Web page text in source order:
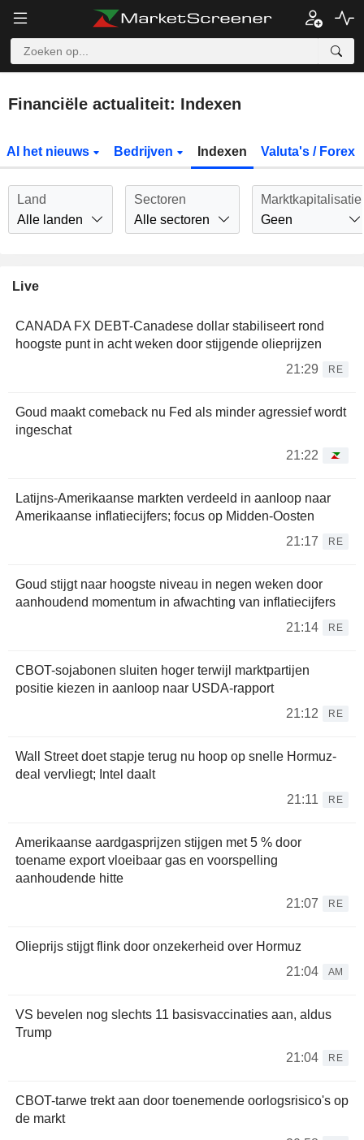
Financiële actualiteit: Indexen
Al het nieuws Bedrijven Indexen Valuta's / Forex
Land
Alle landen
Sectoren
Alle sectoren
Marktkapitalisatie
Geen
Live
CANADA FX DEBT-Canadese dollar stabiliseert rond
hoogste punt in acht weken door stijgende olieprijzen
21:29
RE
Goud maakt comeback nu Fed als minder agressief wordt
ingeschat
21:22
Latijns-Amerikaanse markten verdeeld in aanloop naar
Amerikaanse inflatiecijfers; focus op Midden-Oosten
21:17
RE
Goud stijgt naar hoogste niveau in negen weken door
aanhoudend momentum in afwachting van inflatiecijfers
21:14
RE
CBOT-sojabonen sluiten hoger terwijl marktpartijen
positie kiezen in aanloop naar USDA-rapport
21:12
RE
Wall Street doet stapje terug nu hoop op snelle Hormuz-
deal vervliegt; Intel daalt
21:11
RE
Amerikaanse aardgasprijzen stijgen met 5 % door
toename export vloeibaar gas en voorspelling
aanhoudende hitte
21:07
RE
Olieprijs stijgt flink door onzekerheid over Hormuz
21:04
AM
VS bevelen nog slechts 11 basisvaccinaties aan, aldus
Trump
21:04
RE
CBOT-tarwe trekt aan door toenemende oorlogsrisico's op
de markt